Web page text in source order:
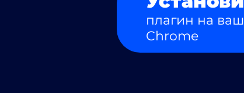
плагин на ваш
Chrome